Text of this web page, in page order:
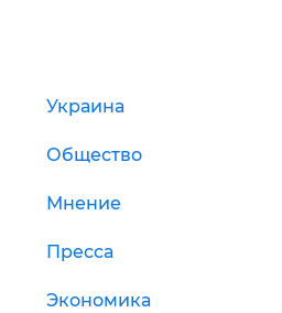
Украина
Общество
Мнение
Пресса
Экономика